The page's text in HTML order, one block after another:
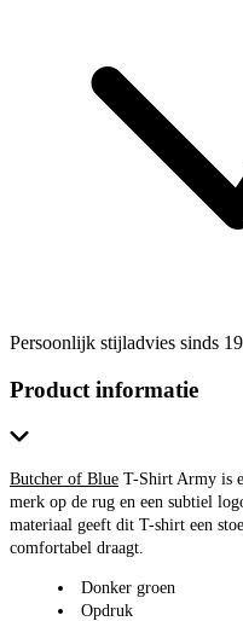
Persoonlijk stijladvies sinds
Product informatie
Butcher of Blue T-Shirt Army is
merk op de rug en een subtiel
materiaal geeft dit T-shirt een
comfortabel draagt.
Donker groen
Opdruk